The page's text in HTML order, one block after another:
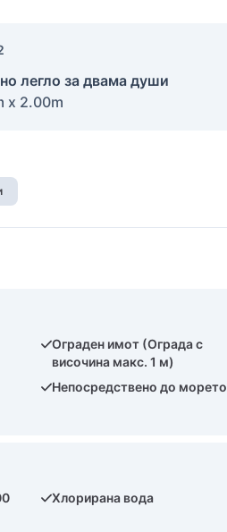
легло за двама души
x 2.00m
Ограден имот (Ограда с
височина макс. 1 м)
Непосредствено до морето
Хлорирана вода